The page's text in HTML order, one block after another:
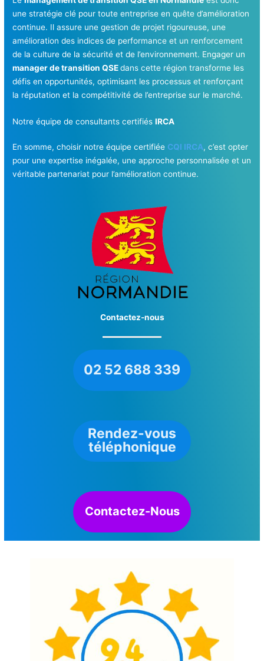
une stratégie clé pour toute entreprise en quête d’amélioration
continue. Il assure une gestion de projet rigoureuse, une
amélioration des indices de performance et un renforcement
de la culture de la sécurité et de l’environnement. Engager un
manager de transition QSEdans cette région transforme les
défis en opportunités, optimisant les processus et renforçant
la réputation et la compétitivité de l’entreprise sur le marché.
Notre équipe de consultants certifiésIRCA
En somme, choisir notre équipe certifiée CQI IRCA, c’est opter
pour une expertise inégalée, une approche personnalisée et un
véritable partenariat pour l’amélioration continue.
Contactez-nous
02 52 688 339
Rendez-vous
téléphonique
Contactez-Nous